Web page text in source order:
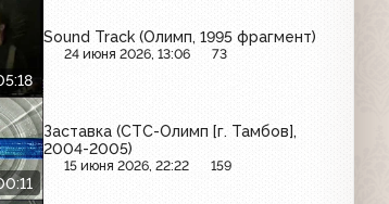
Sound Track (Олимп, 1995 фрагмент)
24 июня 2026, 13:06 73
Заставка (СТС-Олимп [г. Тамбов],
2004-2005)
15 июня 2026, 22:22 159